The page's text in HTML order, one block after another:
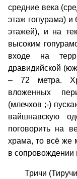
средние века
этаж гопурама) и
этажей), и на
высоким
входе на
дравидийской
– 72 метра.
вложенных
(млечхов ;-)
вайшнавскую
поговорить на
храма, то всё же
в сопровождении
Тричи